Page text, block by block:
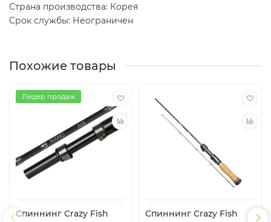
Страна производства: Корея
Срок службы: Неограничен
Похожие товары
Лидер продаж
Спиннинг Crazy Fish
Спиннинг Crazy Fish